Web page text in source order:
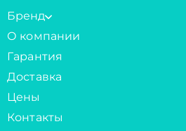
Бренд
О компании
Гарантия
Доставка
Цены
Контакты